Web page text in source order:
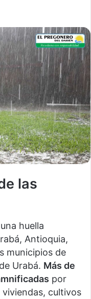
las
huella
Antioquia,
municipios de
Urabá. Más de
por
cultivos